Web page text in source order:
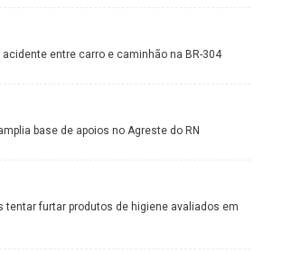
entre carro e caminhão na BR-304
base de apoios no Agreste do RN
tentar furtar produtos de higiene avaliados em